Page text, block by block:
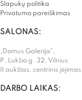
Slapukų politika
Privatumo pareiškimas
SALONAS:
„Domus Galerija”,
P. Lukšio g. 32, Vilnius
II aukštas, centrinis įėjimas
DARBO LAIKAS: